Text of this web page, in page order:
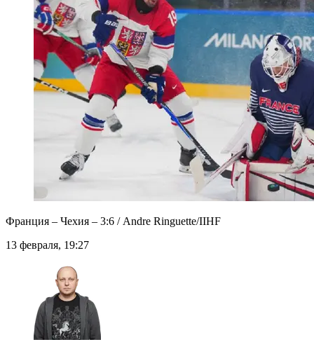
Франция – Чехия – 3:6 / Andre Ringuette/IIHF
13 февраля, 19:27